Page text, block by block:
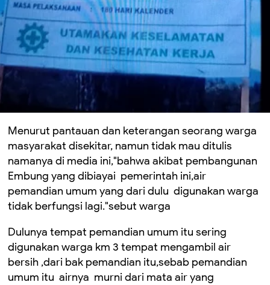
Menurut pantauan dan keterangan seorang warga
masyarakat disekitar, namun tidak mau ditulis
namanya di media ini,"bahwa akibat pembangunan
Embung yang dibiayai pemerintah ini,air
pemandian umum yang dari dulu digunakan warga
tidak berfungsi lagi."sebut warga
Dulunya tempat pemandian umum itu sering
digunakan warga km 3 tempat mengambil air
bersih ,dari bak pemandian itu,sebab pemandian
umum itu airnya murni dari mata air yang